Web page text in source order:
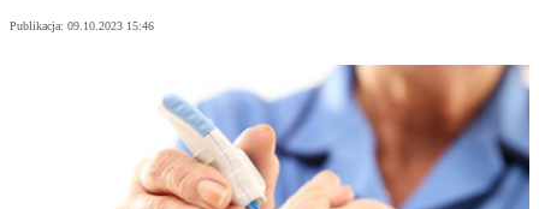
Publikacja: 09.10.2023 15:46